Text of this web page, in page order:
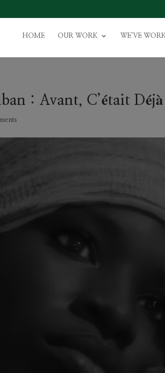
HOME OUR WORK WE’VE
: Avant, C’était